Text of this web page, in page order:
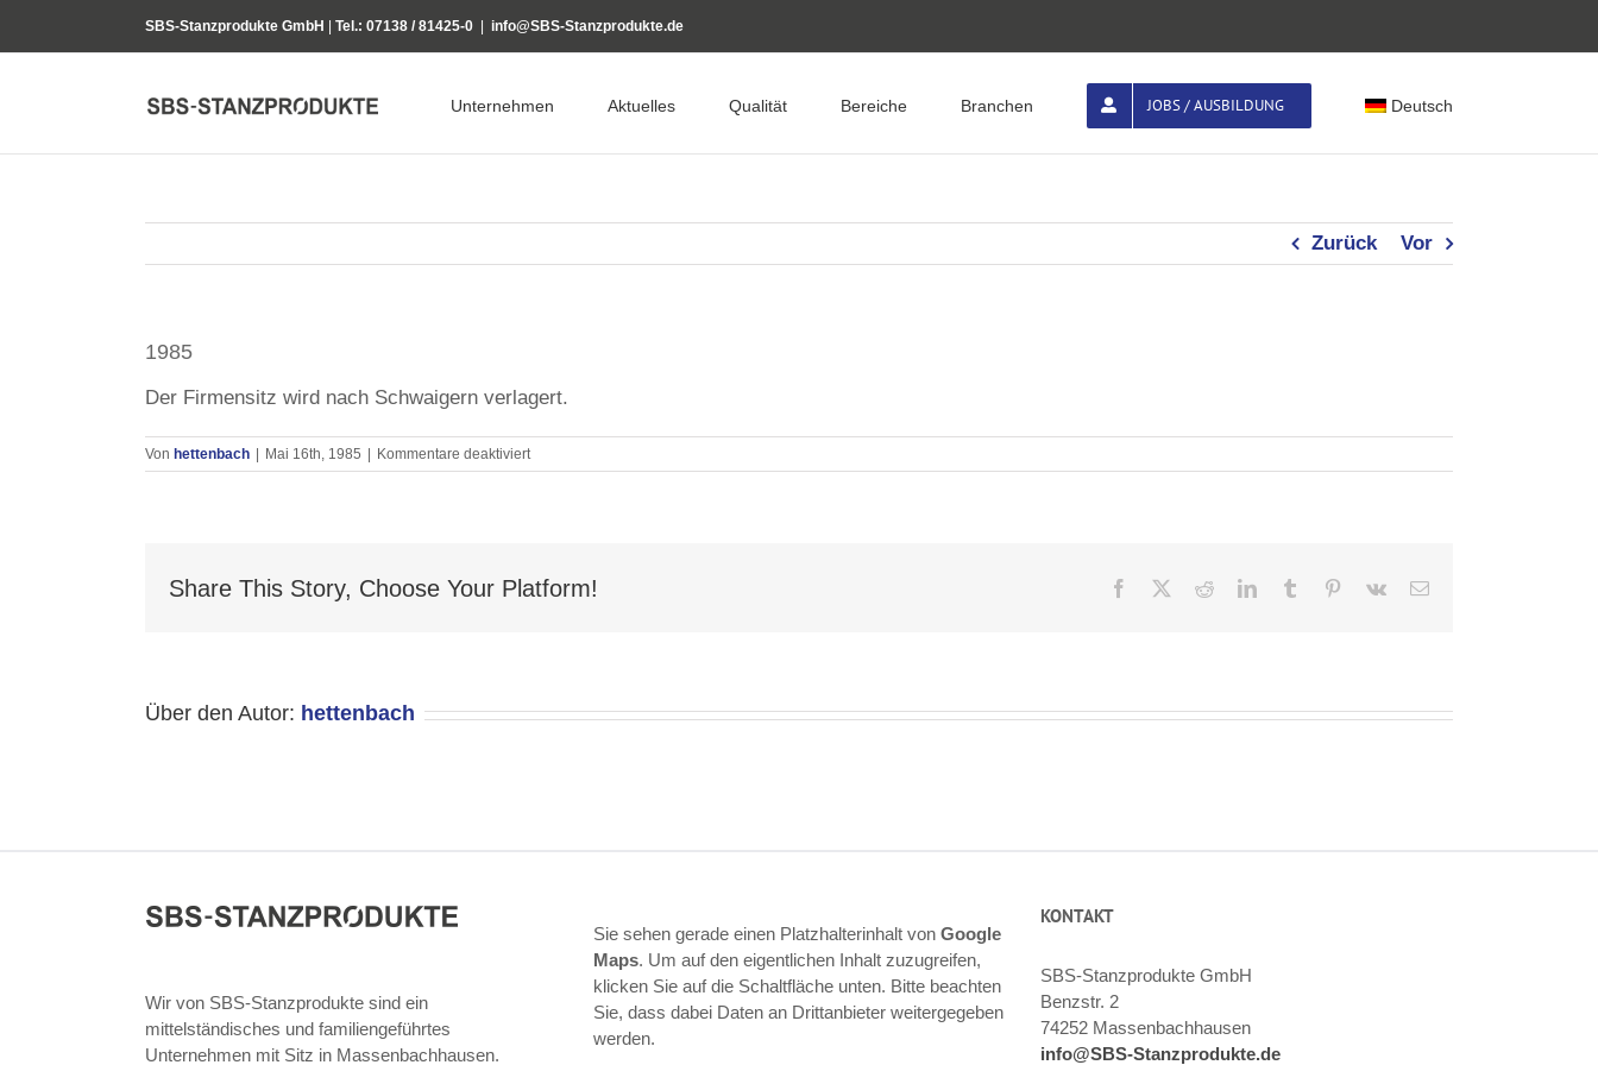
SBS-Stanzprodukte GmbH Tel.: 07138 / 81425-0 info@SBS-Stanzprodukte.de
Unternehmen Aktuelles Qualität Bereiche Branchen JOBS / AUSBILDUNG Deutsch
Zurück Vor
1985
Der Firmensitz wird nach Schwaigern verlagert.
Von hettenbach Mai 16th, 1985 Kommentare deaktiviertfür
1985
Share This Story, Choose Your Platform! Facebook RedditLinkedInTumblr Pinterest
Vk
E-
Über den Autor: hettenbach
Wir von SBS-Stanzprodukte sind ein
mittelständisches und familiengeführtes
Unternehmen mit Sitz in Massenbachhausen.
Sie sehen gerade einen Platzhalterinhalt von Google
Maps. Um auf den eigentlichen Inhalt zuzugreifen,
klicken Sie auf die Schaltfläche unten. Bitte beachten
Sie, dass dabei Daten an Drittanbieter weitergegeben
werden.
KONTAKT
SBS-Stanzprodukte GmbH
Benzstr. 2
74252 Massenbachhausen
info@SBS-Stanzprodukte.de